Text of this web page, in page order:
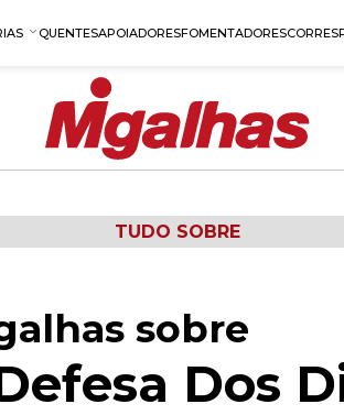
QUENTESAPOIADORESFOMENTADORES
TUDO SOBRE
sobre
Dos